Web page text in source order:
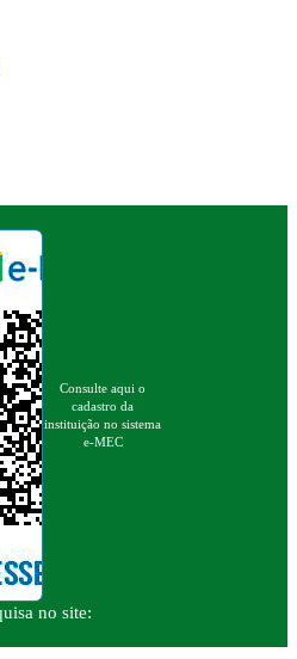
Consulte aqui o
cadastro da
instituição no sistema
e-MEC
no site: